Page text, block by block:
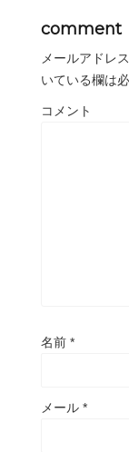
comment
メールアドレ
いている欄は
コメント
名前 *
メール *